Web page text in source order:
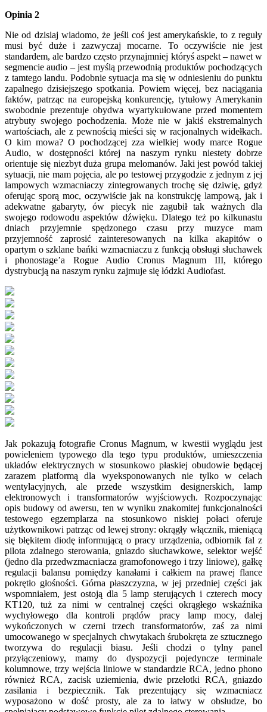
Opinia 2
Nie od dzisiaj wiadomo, że jeśli coś jest amerykańskie, to z reguły
musi być duże i zazwyczaj mocarne. To oczywiście nie jest
standardem, ale bardzo często przynajmniej któryś aspekt – nawet w
segmencie audio – jest myślą przewodnią produktów pochodzących
z tamtego landu. Podobnie sytuacja ma się w odniesieniu do punktu
zapalnego dzisiejszego spotkania. Powiem więcej, bez naciągania
faktów, patrząc na europejską konkurencję, tytułowy Amerykanin
swobodnie prezentuje obydwa wyartykułowane przed momentem
atrybuty swojego pochodzenia. Może nie w jakiś ekstremalnych
wartościach, ale z pewnością mieści się w racjonalnych widełkach.
O kim mowa? O pochodzącej zza wielkiej wody marce Rogue
Audio, w dostępności której na naszym rynku niestety dobrze
orientuje się niezbyt duża grupa melomanów. Jaki jest powód takiej
sytuacji, nie mam pojęcia, ale po testowej przygodzie z jednym z jej
lampowych wzmacniaczy zintegrowanych trochę się dziwię, gdyż
oferując sporą moc, oczywiście jak na konstrukcję lampową, jak i
adekwatne gabaryty, ów piecyk nie zagubił tak ważnych dla
swojego rodowodu aspektów dźwięku. Dlatego też po kilkunastu
dniach przyjemnie spędzonego czasu przy muzyce mam
przyjemność zaprosić zainteresowanych na kilka akapitów o
opartym o szklane bańki wzmacniaczu z funkcją obsługi słuchawek
i phonostage’a Rogue Audio Cronus Magnum III, którego
dystrybucją na naszym rynku zajmuje się łódzki Audiofast.
Jak pokazują fotografie Cronus Magnum, w kwestii wyglądu jest
powieleniem typowego dla tego typu produktów, umieszczenia
układów elektrycznych w stosunkowo płaskiej obudowie będącej
zarazem platformą dla wyeksponowanych nie tylko w celach
wentylacyjnych, ale przede wszystkim designerskich, lamp
elektronowych i transformatorów wyjściowych. Rozpoczynając
opis budowy od awersu, ten w wyniku znakomitej funkcjonalności
testowego egzemplarza na stosunkowo niskiej połaci oferuje
użytkownikowi patrząc od lewej strony: okrągły włącznik, mieniącą
się błękitem diodę informującą o pracy urządzenia, odbiornik fal z
pilota zdalnego sterowania, gniazdo słuchawkowe, selektor wejść
(jedno dla przedwzmacniacza gramofonowego i trzy liniowe), gałkę
regulacji balansu pomiędzy kanałami i całkiem na prawej flance
pokrętło głośności. Górna płaszczyzna, w jej przedniej części jak
wspomniałem, jest ostoją dla 5 lamp sterujących i czterech mocy
KT120, tuż za nimi w centralnej części okrągłego wskaźnika
wychyłowego dla kontroli prądów pracy lamp mocy, dalej
wykończonych w czerni trzech transformatorów, zaś za nimi
umocowanego w specjalnych chwytakach śrubokręta ze sztucznego
tworzywa do regulacji biasu. Jeśli chodzi o tylny panel
przyłączeniowy, mamy do dyspozycji pojedyncze terminale
kolumnowe, trzy wejścia liniowe w standardzie RCA, jedno phono
również RCA, zacisk uziemienia, dwie przelotki RCA, gniazdo
zasilania i bezpiecznik. Tak prezentujący się wzmacniacz
wyposażono w dość prosty, ale za to łatwy w obsłudze, bo